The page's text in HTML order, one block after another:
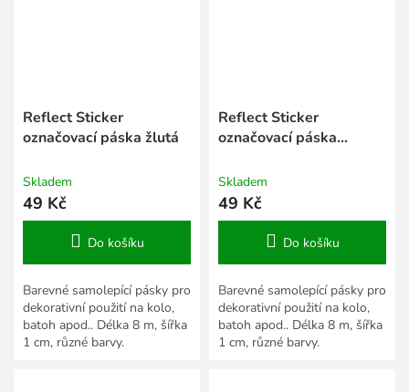
Reflect Sticker
označovací páska žlutá
Skladem
49 Kč
Do košíku
Barevné samolepící pásky pro
dekorativní použití na kolo,
batoh apod.. Délka 8 m, šířka
1 cm, různé barvy.
Reflect Sticker
označovací páska
Skladem
49 Kč
Do košíku
Barevné samolepící pásky pro
dekorativní použití na kolo,
batoh apod.. Délka 8 m, šířka
1 cm, různé barvy.